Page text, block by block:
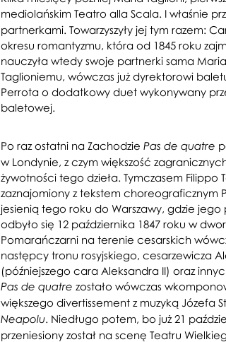
mediolańskim Teatro alla Scala. I właśnie
partnerkami. Towarzyszyły jej tym razem:
okresu romantyzmu, która od 1845 roku
nauczyła wtedy swoje partnerki sama
Taglioniemu, wówczas już dyrektorowi
Perrota o dodatkowy duet wykonywany
baletowej.
Po raz ostatni na Zachodzie Pas de quatre
w Londynie, z czym większość
żywotności tego dzieła. Tymczasem Filippo
zaznajomiony z tekstem choreograficznym
jesienią tego roku do Warszawy, gdzie jego
odbyło się 12 października 1847 roku w
Pomarańczarni na terenie cesarskich
następcy tronu rosyjskiego, cesarzewicza
(późniejszego cara Aleksandra II) oraz
Pas de quatre zostało wówczas
większego divertissement z muzyką Józefa
Neapolu. Niedługo potem, bo już 21
przeniesiony został na scenę Teatru